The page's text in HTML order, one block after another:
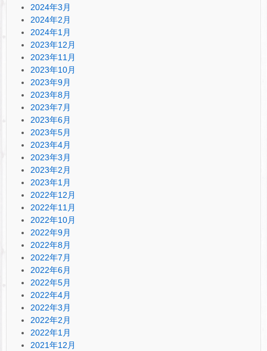
2024年3月
2024年2月
2024年1月
2023年12月
2023年11月
2023年10月
2023年9月
2023年8月
2023年7月
2023年6月
2023年5月
2023年4月
2023年3月
2023年2月
2023年1月
2022年12月
2022年11月
2022年10月
2022年9月
2022年8月
2022年7月
2022年6月
2022年5月
2022年4月
2022年3月
2022年2月
2022年1月
2021年12月